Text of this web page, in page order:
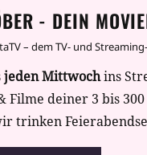
- DEIN
– dem TV- und
jeden Mittwochins
Filme deiner 3 bis
trinken